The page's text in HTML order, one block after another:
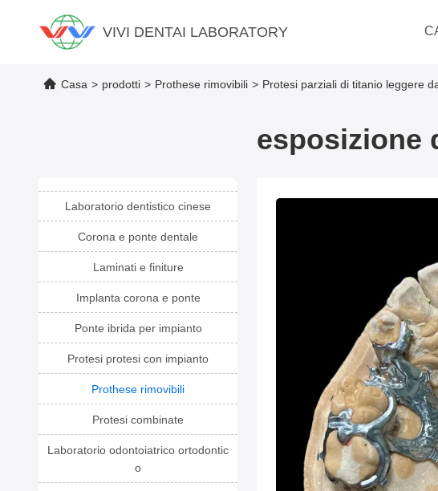
VIVI DENTAI LABORATORY
Casa > prodotti > Prothese rimovibili > Protesi parziali di titanio leggere
esposizione
Laboratorio dentistico cinese
Corona e ponte dentale
Laminati e finiture
Implanta corona e ponte
Ponte ibrida per impianto
Protesi protesi con impianto
Prothese rimovibili
Protesi combinate
Laboratorio odontoiatrico ortodontic
o